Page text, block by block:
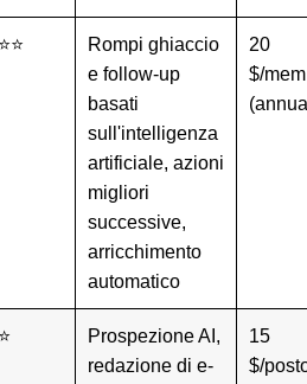
Rompi ghiaccio
e follow-up
basati
sull'intelligenza
artificiale, azioni
migliori
successive,
arricchimento
automatico
20
$/
Prospezione AI,
redazione di e-
15
$/